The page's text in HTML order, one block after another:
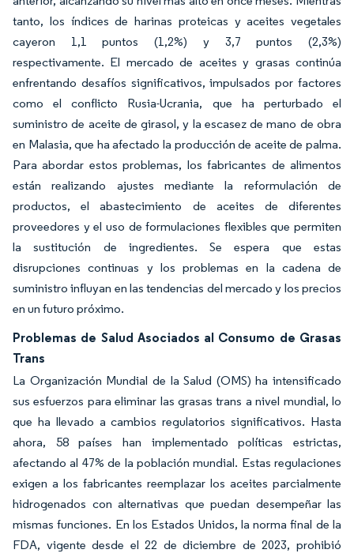
tanto, los índices de harinas proteicas y aceites vegetales
cayeron 1,1 puntos (1,2%) y 3,7 puntos (2,3%)
respectivamente. El mercado de aceites y grasas continúa
enfrentando desafíos significativos, impulsados por factores
como el conflicto Rusia-Ucrania, que ha perturbado el
suministro de aceite de girasol, y la escasez de mano de obra
en Malasia, que ha afectado la producción de aceite de palma.
Para abordar estos problemas, los fabricantes de alimentos
están realizando ajustes mediante la reformulación de
productos, el abastecimiento de aceites de diferentes
proveedores y el uso de formulaciones flexibles que permiten
la sustitución de ingredientes. Se espera que estas
disrupciones continuas y los problemas en la cadena de
suministro influyan en las tendencias del mercado y los precios
en un futuro próximo.
Problemas de Salud Asociados al Consumo de Grasas
Trans
La Organización Mundial de la Salud (OMS) ha intensificado
sus esfuerzos para eliminar las grasas trans a nivel mundial, lo
que ha llevado a cambios regulatorios significativos. Hasta
ahora, 58 países han implementado políticas estrictas,
afectando al 47% de la población mundial. Estas regulaciones
exigen a los fabricantes reemplazar los aceites parcialmente
hidrogenados con alternativas que puedan desempeñar las
mismas funciones. En los Estados Unidos, la norma final de la
FDA, vigente desde el 22 de diciembre de 2023, prohibió